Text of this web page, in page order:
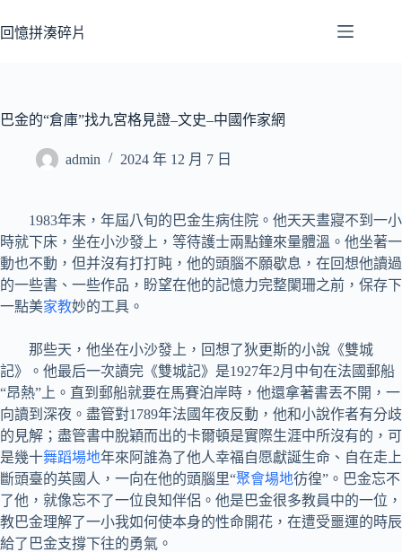
至
容
回憶拼湊碎片
巴金的“倉庫”找九宮格見證–文史–中國作家網
admin 2024 年 12 月 7 日
1983年末，年屆八旬的巴金生病住院。他天天晝寢不到一小
時就下床，坐在小沙發上，等待護士兩點鐘來量體溫。他坐著一
動也不動，但并沒有打打盹，他的頭腦不願歇息，在回想他讀過
的一些書、一些作品，盼望在他的記憶力完整闌珊之前，保存下
一點美家教妙的工具。
那些天，他坐在小沙發上，回想了狄更斯的小說《雙城
記》。他最后一次讀完《雙城記》是1927年2月中旬在法國郵船
“昂熱”上。直到郵船就要在馬賽泊岸時，他還拿著書丟不開，一
向讀到深夜。盡管對1789年法國年夜反動，他和小說作者有分歧
的見解；盡管書中脫穎而出的卡爾頓是實際生涯中所沒有的，可
是幾十舞蹈場地年來阿誰為了他人幸福自愿獻誕生命、自在走上
斷頭臺的英國人，一向在他的頭腦里“聚會場地彷徨”。巴金忘不
了他，就像忘不了一位良知伴侶。他是巴金很多教員中的一位，
教巴金理解了一小我如何使本身的性命開花，在遭受噩運的時辰
給了巴金支撐下往的勇氣。